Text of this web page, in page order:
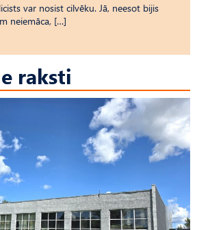
var nosist cilvēku. Jā, neesot bijis
neiemāca, […]
raksti